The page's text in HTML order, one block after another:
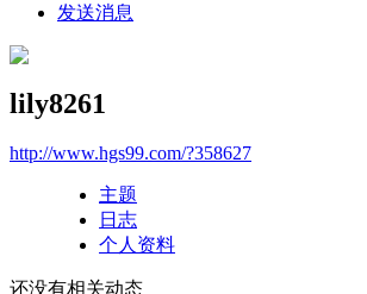
发送消息
lily8261
http://www.hgs99.com/?358627
主题
日志
个人资料
还没有相关动态